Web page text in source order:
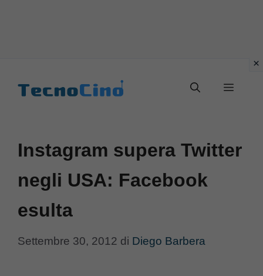
Menu
Instagram supera Twitter
negli USA: Facebook
esulta
Settembre 30, 2012 di Diego Barbera